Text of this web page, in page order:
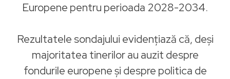
Europene pentru perioada 2028-2034.
Rezultatele sondajului evidențiază că, deși
majoritatea tinerilor au auzit despre
fondurile europene și despre politica de